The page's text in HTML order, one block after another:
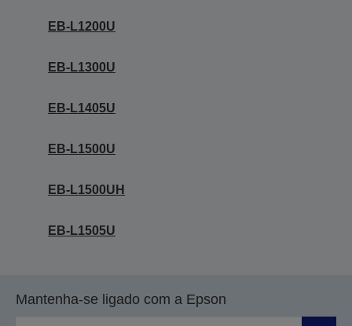
EB-L1200U
EB-L1300U
EB-L1405U
EB-L1500U
EB-L1500UH
EB-L1505U
Mantenha-se ligado com a Epson